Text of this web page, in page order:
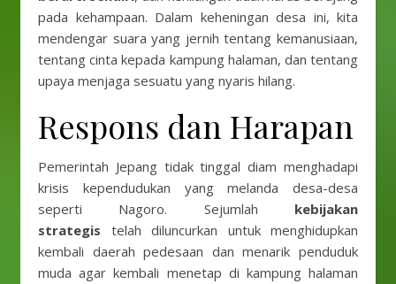
pada kehampaan. Dalam keheningan desa ini, kita
mendengar suara yang jernih tentang kemanusiaan,
tentang cinta kepada kampung halaman, dan tentang
upaya menjaga sesuatu yang nyaris hilang.
Respons dan Harapan
Pemerintah Jepang tidak tinggal diam menghadapi
krisis kependudukan yang melanda desa-desa
seperti Nagoro. Sejumlah kebijakan
strategis telah diluncurkan untuk menghidupkan
kembali daerah pedesaan dan menarik penduduk
muda agar kembali menetap di kampung halaman